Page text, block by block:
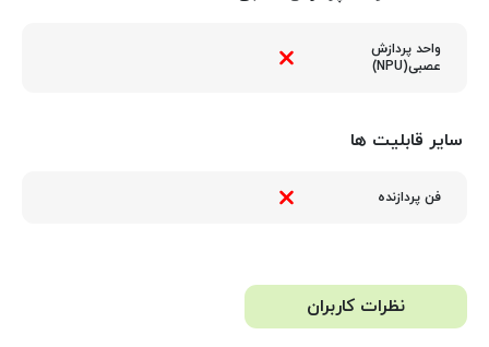
واحد پردازش
عصبی(NPU)
سایر قابلیت ها
فن پردازنده
نظرات کاربران